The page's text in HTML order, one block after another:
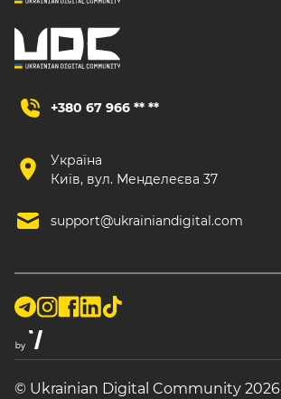
+380 67 966 ** **
Україна
Київ, вул. Менделеєва 37
support@ukrainiandigital.com
© Ukrainian Digital Community 2026